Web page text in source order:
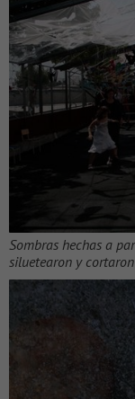
Sombras hechas a
siluetearon y